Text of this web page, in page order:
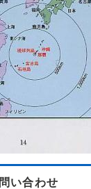
い合わせ